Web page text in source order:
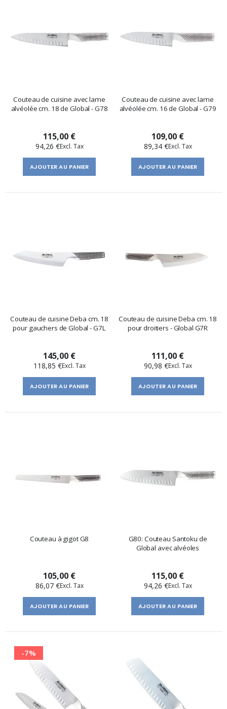
Couteau de cuisine avec lame
alvéolée cm. 18 de Global - G78
115,00 €
94,26 €
AJOUTER AU PANIER
Couteau de cuisine avec lame
alvéolée cm. 16 de Global - G79
109,00 €
89,34 €
AJOUTER AU PANIER
Couteau de cuisine Deba cm. 18
pour gauchers de Global - G7L
145,00 €
118,85 €
AJOUTER AU PANIER
Couteau de cuisine Deba cm. 18
pour droitiers - Global G7R
111,00 €
90,98 €
AJOUTER AU PANIER
Couteau à gigot G8
105,00 €
86,07 €
AJOUTER AU PANIER
G80: Couteau Santoku de
Global avec alvéoles
115,00 €
94,26 €
AJOUTER AU PANIER
-7%